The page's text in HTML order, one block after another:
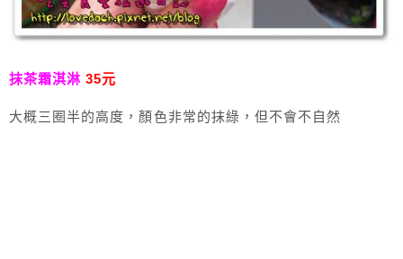
抹茶霜淇淋 35元
大概三圈半的高度，顏色非常的抹綠，但不會不自然